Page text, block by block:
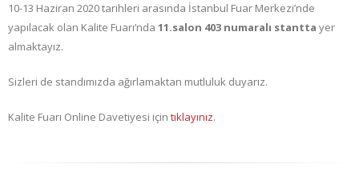
10-13 Haziran 2020 tarihleri arasında İstanbul Fuar Merkezi’nde
yapılacak olan Kalite Fuarı’nda 11.salon 403 numaralı stantta yer
almaktayız.
Sizleri de standımızda ağırlamaktan mutluluk duyarız.
Kalite Fuarı Online Davetiyesi için tıklayınız.